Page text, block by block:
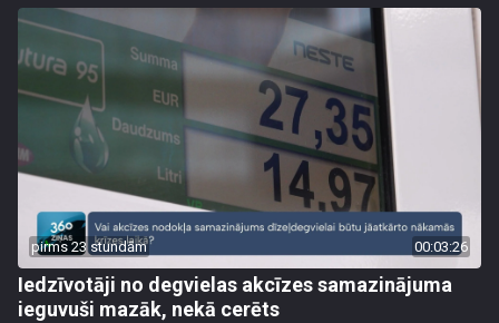
pirms 23 stundām 00:03:26
Iedzīvotāji no degvielas akcīzes samazinājuma
ieguvuši mazāk, nekā cerēts